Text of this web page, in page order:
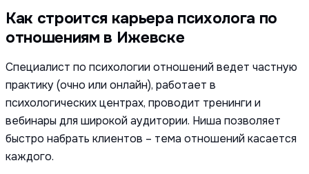
Как строится карьера психолога по
отношениям в Ижевске
Специалист по психологии отношений ведет частную
практику (очно или онлайн), работает в
психологических центрах, проводит тренинги и
вебинары для широкой аудитории. Ниша позволяет
быстро набрать клиентов – тема отношений касается
каждого.